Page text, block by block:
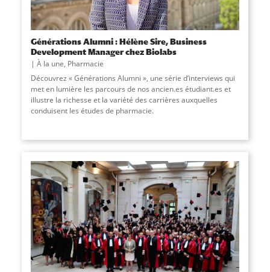
Générations Alumni : Hélène Sire, Business
Development Manager chez Biolabs
À la une, Pharmacie
Découvrez « Générations Alumni », une série d’interviews qui
met en lumière les parcours de nos ancien.es étudiant.es et
illustre la richesse et la variété des carrières auxquelles
conduisent les études de pharmacie.